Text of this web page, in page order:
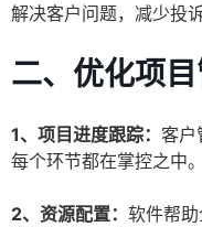
解决客户问题，减少投
二、优化项
1、项目进度跟踪： 客户
每个环节都在掌控之中。
2、资源配置： 软件帮